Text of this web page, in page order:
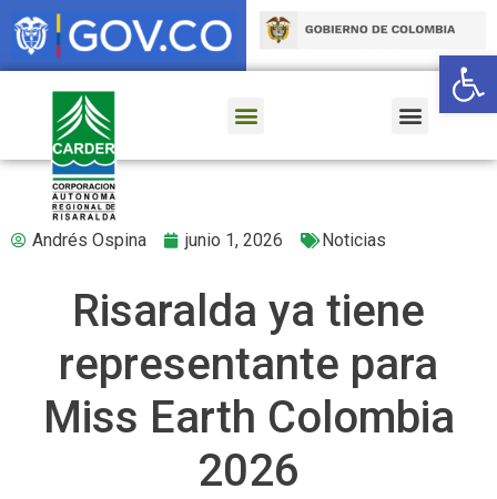
Andrés Ospina junio 1, 2026 Noticias
Risaralda ya tiene
representante para
Miss Earth Colombia
2026